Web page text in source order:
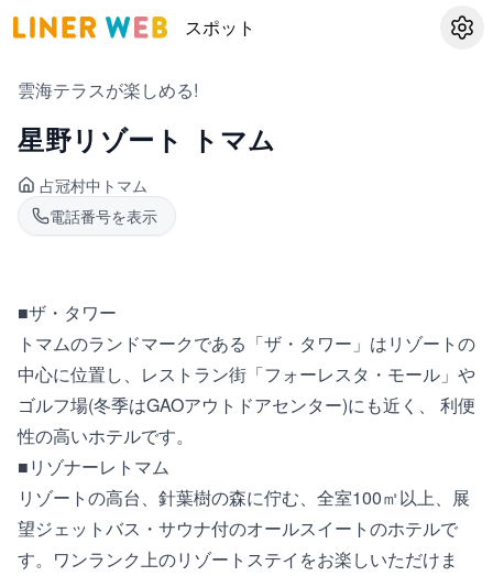
スポット 設定
雲海テラスが楽しめる!
星野リゾート トマム
占冠村中トマム
電話番号を表示
■ザ・タワー
トマムのランドマークである「ザ・タワー」はリゾートの
中心に位置し、レストラン街「フォーレスタ・モール」や
ゴルフ場(冬季はGAOアウトドアセンター)にも近く、 利便
性の高いホテルです。
■リゾナーレトマム
リゾートの高台、針葉樹の森に佇む、全室100㎡以上、展
望ジェットバス・サウナ付のオールスイートのホテルで
す。ワンランク上のリゾートステイをお楽しいただけま